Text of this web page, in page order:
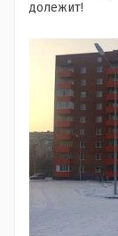
долежит!